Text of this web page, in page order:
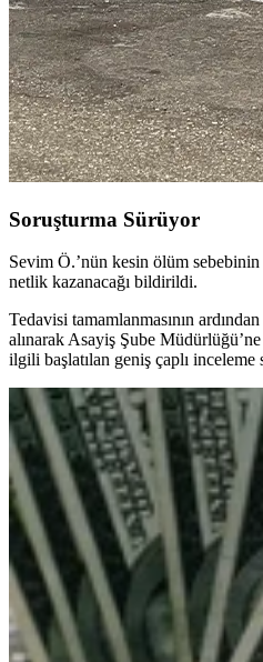
Soruşturma Sürüyor
Sevim Ö.’nün kesin ölüm
netlik kazanacağı bildirildi.
Tedavisi tamamlanmasının
alınarak Asayiş Şube
ilgili başlatılan geniş çaplı inceleme